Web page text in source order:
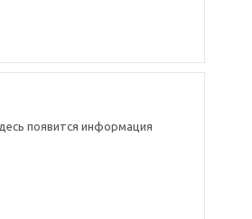
появится информация